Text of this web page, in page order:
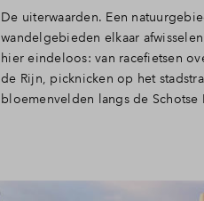
De uiterwaarden. Een
wandelgebieden elkaar
hier eindeloos: van racefietsen
de Rijn, picknicken op het
bloemenvelden langs de Schotse